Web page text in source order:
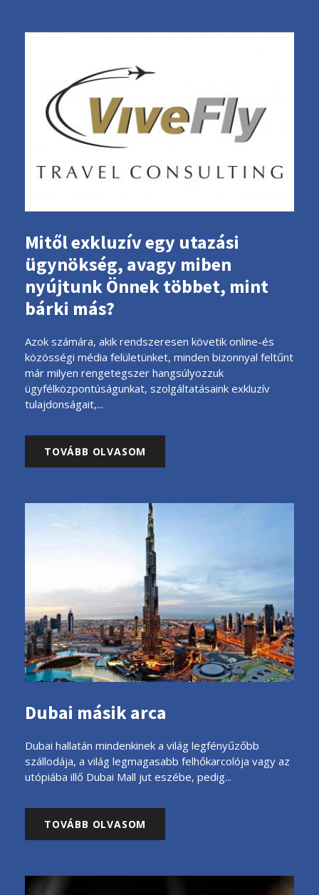
Mitől exkluzív egy utazási
ügynökség, avagy miben
nyújtunk Önnek többet, mint
bárki más?
Azok számára, akik rendszeresen követik online-és
közösségi média felületünket, minden bizonnyal feltűnt
már milyen rengetegszer hangsúlyozzuk
ügyfélközpontúságunkat, szolgáltatásaink exkluzív
tulajdonságait,...
TOVÁBB OLVASOM
Dubai másik arca
Dubai hallatán mindenkinek a világ legfényűzőbb
szállodája, a világ legmagasabb felhőkarcolója vagy az
utópiába illő Dubai Mall jut eszébe, pedig...
TOVÁBB OLVASOM